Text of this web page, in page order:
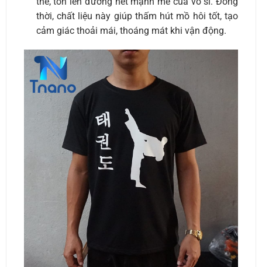
thời, chất liệu này giúp thấm hút mồ hôi tốt, tạo
cảm giác thoải mái, thoáng mát khi vận động.